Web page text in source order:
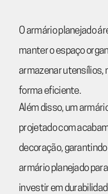
O armário planejado
manter o espaço
armazenar utensílios,
forma eficiente.
Além disso, um
projetado com
decoração,
armário planejado
investir em